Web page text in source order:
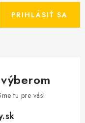
PRIHLÁSIŤ SA
tu pre vás!